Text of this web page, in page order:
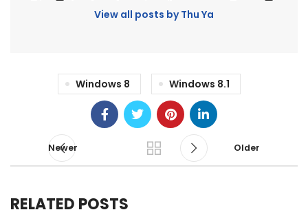
View all posts by Thu Ya
Windows 8 Windows 8.1
Newer Older
RELATED POSTS